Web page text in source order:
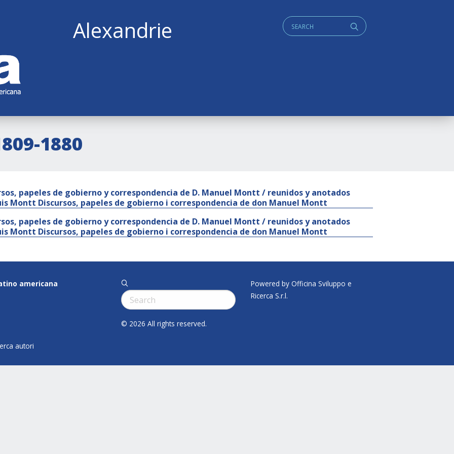
Alexandrie q
Cerca:
1880
papeles de gobierno y correspondencia de D. Manuel Montt / reunidos y anotados
Montt Discursos, papeles de gobierno i correspondencia de don Manuel Montt
papeles de gobierno y correspondencia de D. Manuel Montt / reunidos y anotados
Montt Discursos, papeles de gobierno i correspondencia de don Manuel Montt
americana
autori
q
Cerca:
© 2026 All rights reserved.
Powered by Officina Sviluppo e
Ricerca S.r.l.